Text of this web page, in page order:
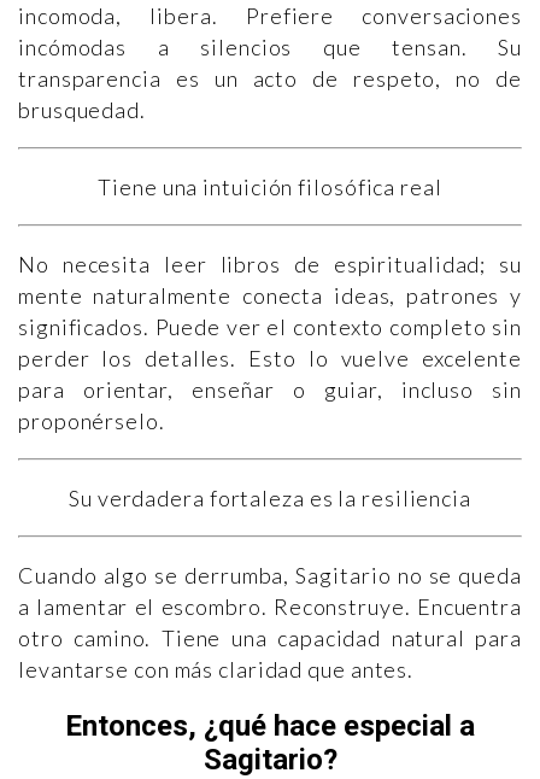
incomoda, libera. Prefiere conversaciones
incómodas a silencios que tensan. Su
transparencia es un acto de respeto, no de
brusquedad.
Tiene una intuición filosófica real
No necesita leer libros de espiritualidad; su
mente naturalmente conecta ideas, patrones y
significados. Puede ver el contexto completo sin
perder los detalles. Esto lo vuelve excelente
para orientar, enseñar o guiar, incluso sin
proponérselo.
Su verdadera fortaleza es la resiliencia
Cuando algo se derrumba, Sagitario no se queda
a lamentar el escombro. Reconstruye. Encuentra
otro camino. Tiene una capacidad natural para
levantarse con más claridad que antes.
Entonces, ¿qué hace especial a
Sagitario?